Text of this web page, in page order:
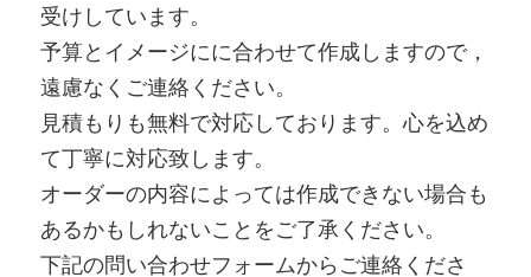
受けしています。
予算とイメージにに合わせて作成しますので，
遠慮なくご連絡ください。
見積もりも無料で対応しております。心を込め
て丁寧に対応致します。
オーダーの内容によっては作成できない場合も
あるかもしれないことをご了承ください。
下記の問い合わせフォームからご連絡くださ